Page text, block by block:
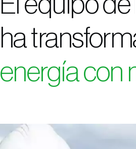
ha
energía con